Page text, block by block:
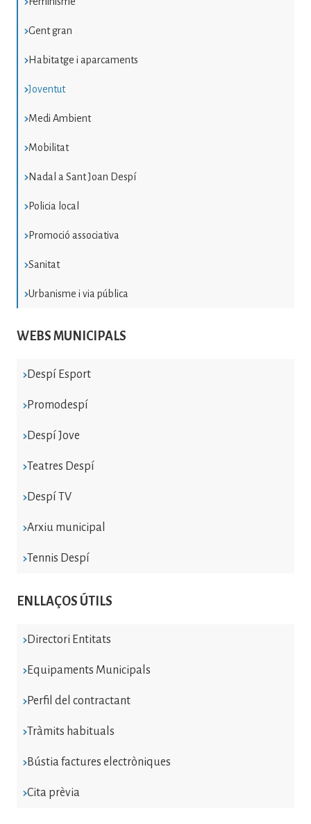
Gent gran
Habitatge i aparcaments
Joventut
Medi Ambient
Mobilitat
Nadal a Sant Joan Despí
Policia local
Promoció associativa
Sanitat
Urbanisme i via pública
WEBS MUNICIPALS
Despí Esport
Promodespí
Despí Jove
Teatres Despí
Despí TV
Arxiu municipal
Tennis Despí
ENLLAÇOS ÚTILS
Directori Entitats
Equipaments Municipals
Perfil del contractant
Tràmits habituals
Bústia factures electròniques
Cita prèvia